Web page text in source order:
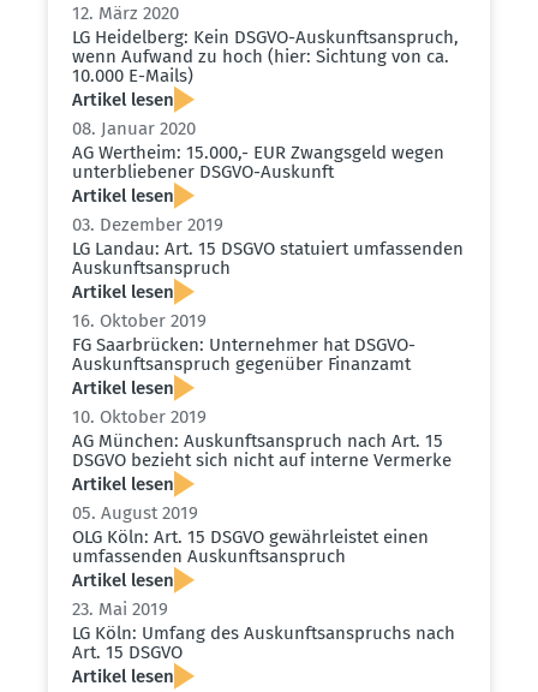
12. März 2020
LG Heidelberg: Kein DSGVO-Auskunfts­an­spruch,
wenn Aufwand zu hoch (hier: Sichtung von ca.
10.000 E-Mails)
Artikel lesen
08. Januar 2020
AG Wertheim: 15.000,- EUR Zwangsgeld wegen
unter­blie­bener DSGVO-Auskunft
Artikel lesen
03. Dezember 2019
LG Landau: Art. 15 DSGVO statuiert umfas­senden
Auskunfts­an­spruch
Artikel lesen
16. Oktober 2019
FG Saarbrücken: Unter­nehmer hat DSGVO-
Auskunfts­an­spruch gegenüber Finanzamt
Artikel lesen
10. Oktober 2019
AG München: Auskunfts­an­spruch nach Art. 15
DSGVO bezieht sich nicht auf interne Vermerke
Artikel lesen
05. August 2019
OLG Köln: Art. 15 DSGVO gewähr­leistet einen
umfas­senden Auskunfts­an­spruch
Artikel lesen
23. Mai 2019
LG Köln: Umfang des Auskunfts­an­spruchs nach
Art. 15 DSGVO
Artikel lesen